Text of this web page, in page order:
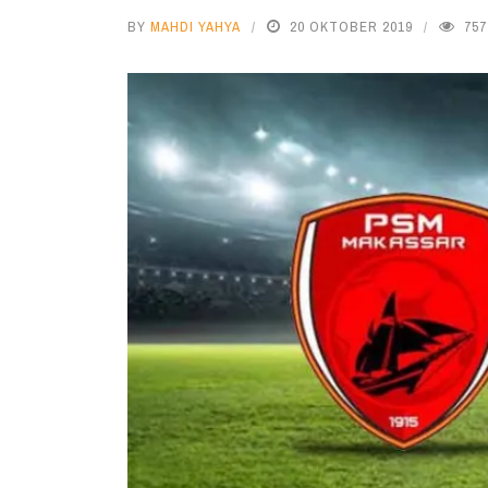
BY MAHDI YAHYA 20 OKTOBER 2019 757